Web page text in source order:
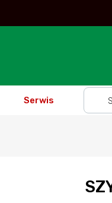
Serwis